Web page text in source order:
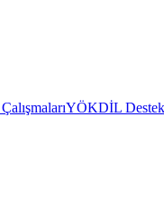
YÖKDİL